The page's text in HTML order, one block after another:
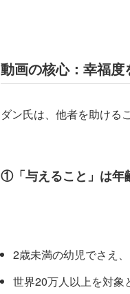
動画の核心：幸福
ダン氏は、他者を助ける
①「与えること」は年
2歳未満の幼児でさえ
世界20万人以上を対象